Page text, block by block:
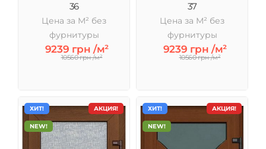
36
Цена за М² без
фурнитуры
9239 грн /м²
10560 грн /м²
37
Цена за М² без
фурнитуры
9239 грн /м²
10560 грн /м²
АКЦИЯ!
ХИТ!
NEW!
АКЦИЯ!
ХИТ!
NEW!